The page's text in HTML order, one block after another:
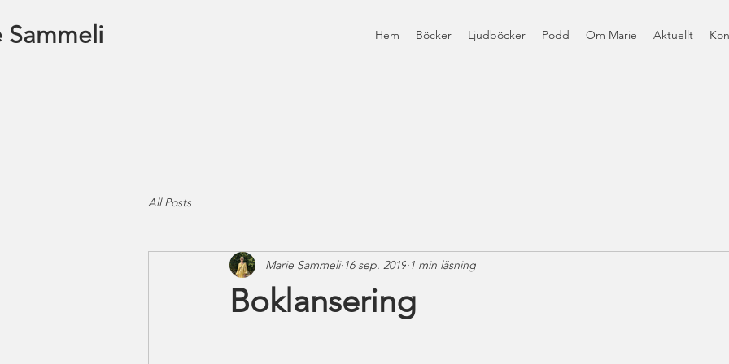
Sammeli Hem Böcker Ljudböcker Podd Om Marie Aktuellt
All Posts
Boklansering
Marie Sammeli 16 sep. 2019 1 min läsning